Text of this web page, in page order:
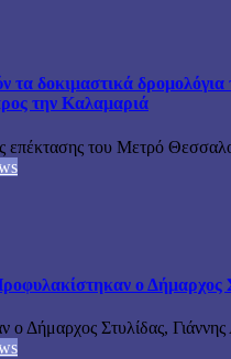
τα δοκιμαστικά δρομολόγια
την Καλαμαριά
επέκτασης του Μετρό
ο Δήμαρχος
ο Δήμαρχος Στυλίδας,